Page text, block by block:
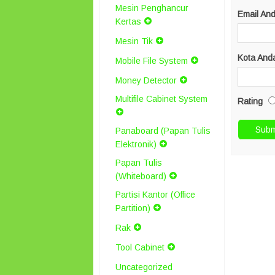
Mesin Penghancur
Kertas
Mesin Tik
Mobile File System
Money Detector
Multifile Cabinet System
Panaboard (Papan Tulis
Elektronik)
Papan Tulis
(Whiteboard)
Partisi Kantor (Office
Partition)
Rak
Tool Cabinet
Uncategorized
Email
Kota
Rating